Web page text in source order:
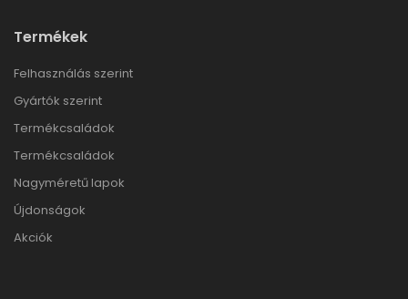
Termékek
Felhasználás szerint
Gyártók szerint
Termékcsaládok
Termékcsaládok
Nagyméretű lapok
Újdonságok
Akciók